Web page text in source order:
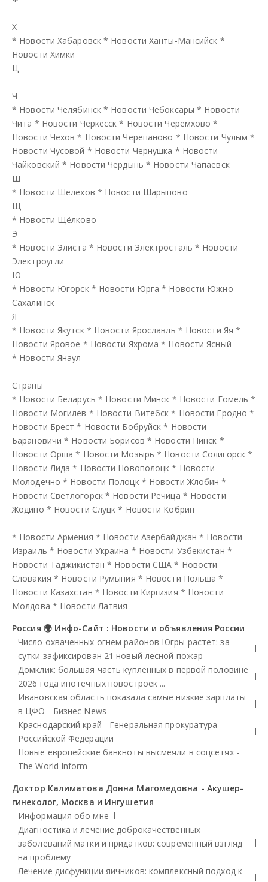
Х
* Новости Хабаровск * Новости Ханты-Мансийск *
Новости Химки
Ц
Ч
* Новости Челябинск * Новости Чебоксары * Новости
Чита * Новости Черкесск * Новости Черемхово *
Новости Чехов * Новости Черепаново * Новости Чулым *
Новости Чусовой * Новости Чернушка * Новости
Чайковский * Новости Чердынь * Новости Чапаевск
Ш
* Новости Шелехов * Новости Шарыпово
Щ
* Новости Щёлково
Э
* Новости Элиста * Новости Электросталь * Новости
Электроугли
Ю
* Новости Югорск * Новости Юрга * Новости Южно-
Сахалинск
Я
* Новости Якутск * Новости Ярославль * Новости Яя *
Новости Яровое * Новости Яхрома * Новости Ясный
* Новости Янаул
Страны
* Новости Беларусь * Новости Минск * Новости Гомель *
Новости Могилёв * Новости Витебск * Новости Гродно *
Новости Брест * Новости Бобруйск * Новости
Барановичи * Новости Борисов * Новости Пинск *
Новости Орша * Новости Мозырь * Новости Солигорск *
Новости Лида * Новости Новополоцк * Новости
Молодечно * Новости Полоцк * Новости Жлобин *
Новости Светлогорск * Новости Речица * Новости
Жодино * Новости Слуцк * Новости Кобрин
* Новости Армения * Новости Азербайджан * Новости
Израиль * Новости Украина * Новости Узбекистан *
Новости Таджикистан * Новости США * Новости
Словакия * Новости Румыния * Новости Польша *
Новости Казахстан * Новости Киргизия * Новости
Молдова * Новости Латвия
Россия 🌍 Инфо-Сайт : Новости и объявления России
Число охваченных огнем районов Югры растет: за
сутки зафиксирован 21 новый лесной пожар
Домклик: большая часть купленных в первой половине
2026 года ипотечных новостроек ...
Ивановская область показала самые низкие зарплаты
в ЦФО - Бизнес News
Краснодарский край - Генеральная прокуратура
Российской Федерации
Новые европейские банкноты высмеяли в соцсетях -
The World Inform
Доктор Калиматова Донна Магомедовна - Акушер-
гинеколог, Москва и Ингушетия
Информация обо мне
Диагностика и лечение доброкачественных
заболеваний матки и придатков: современный взгляд
на проблему
Лечение дисфункции яичников: комплексный подход к